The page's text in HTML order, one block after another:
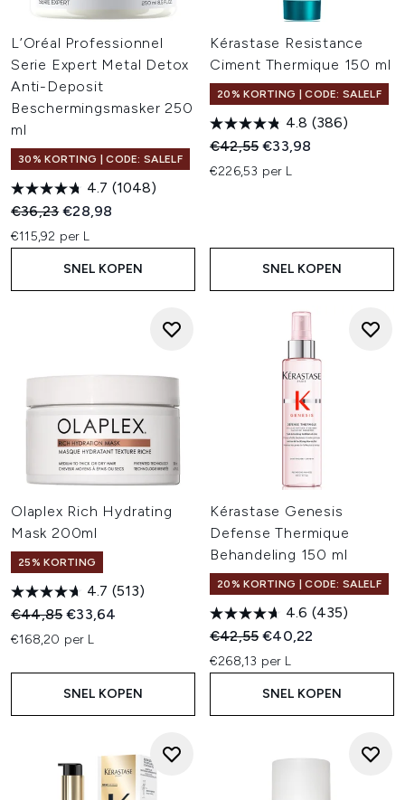
L’Oréal Professionnel
Serie Expert Metal Detox
Anti-Deposit
Beschermingsmasker 250
ml
30% KORTING | CODE: SALELF
4.7 (1048)
Recommended Retail Price:
€36,23Huidige prijs:
€28,98
€115,92 per L
SNEL KOPEN
Kérastase Resistance
Ciment Thermique 150 ml
20% KORTING | CODE: SALELF
4.8 (386)
Recommended Retail Price:
€42,55Huidige prijs:
€33,98
€226,53 per L
SNEL KOPEN
Olaplex Rich Hydrating
Mask 200ml
25% KORTING
4.7 (513)
Recommended Retail Price:
€44,85Huidige prijs:
€33,64
€168,20 per L
SNEL KOPEN
Kérastase Genesis
Defense Thermique
Behandeling 150 ml
20% KORTING | CODE: SALELF
4.6 (435)
Recommended Retail Price:
€42,55Huidige prijs:
€40,22
€268,13 per L
SNEL KOPEN